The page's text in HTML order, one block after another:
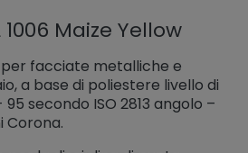
Maize Yellow
facciate metalliche e
a base di poliestere livello di
secondo ISO 2813 angolo –
Corona.